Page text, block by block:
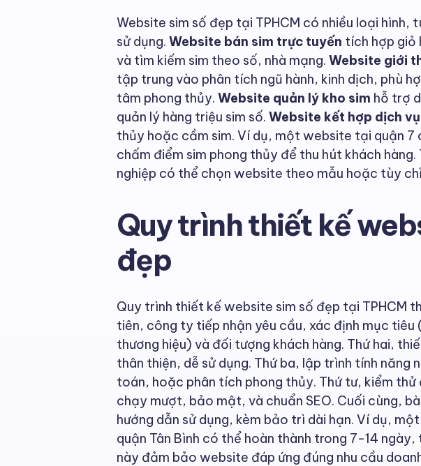
Website sim số đẹp tại TPHCM có nhiều loại hình,
sử dụng. Website bán sim trực tuyến tích hợp giỏ
và tìm kiếm sim theo số, nhà mạng. Website giới
tập trung vào phân tích ngũ hành, kinh dịch, phù
tâm phong thủy. Website quản lý kho sim hỗ trợ
quản lý hàng triệu sim số. Website kết hợp dịch
thủy hoặc cầm sim. Ví dụ, một website tại quận
chấm điểm sim phong thủy để thu hút khách hàng.
nghiệp có thể chọn website theo mẫu hoặc tùy
Quy trình thiết kế
đẹp
Quy trình thiết kế website sim số đẹp tại TPHCM
tiên, công ty tiếp nhận yêu cầu, xác định mục tiêu
thương hiệu) và đối tượng khách hàng. Thứ hai,
thân thiện, dễ sử dụng. Thứ ba, lập trình tính năng
toán, hoặc phân tích phong thủy. Thứ tư, kiểm
chạy mượt, bảo mật, và chuẩn SEO. Cuối cùng,
hướng dẫn sử dụng, kèm bảo trì dài hạn. Ví dụ,
quận Tân Bình có thể hoàn thành trong 7-14
này đảm bảo website đáp ứng đúng nhu cầu